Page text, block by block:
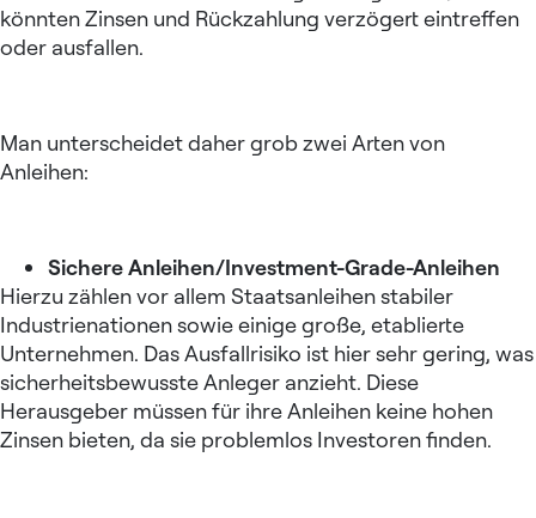
könnten Zinsen und Rückzahlung verzögert eintreffen
oder ausfallen.
Man unterscheidet daher grob zwei Arten von
Anleihen:
Sichere Anleihen/Investment-Grade-Anleihen
Hierzu zählen vor allem Staatsanleihen stabiler
Industrienationen sowie einige große, etablierte
Unternehmen. Das Ausfallrisiko ist hier sehr gering, was
sicherheitsbewusste Anleger anzieht. Diese
Herausgeber müssen für ihre Anleihen keine hohen
Zinsen bieten, da sie problemlos Investoren finden.